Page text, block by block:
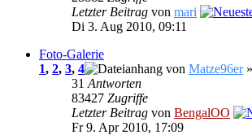
Letzter Beitrag von mari
Di 3. Aug 2010, 09:11
Foto-Galerie
1, 2, 3, 4 von Matze96er
31 Antworten
83427 Zugriffe
Letzter Beitrag von BengalOO
Fr 9. Apr 2010, 17:09